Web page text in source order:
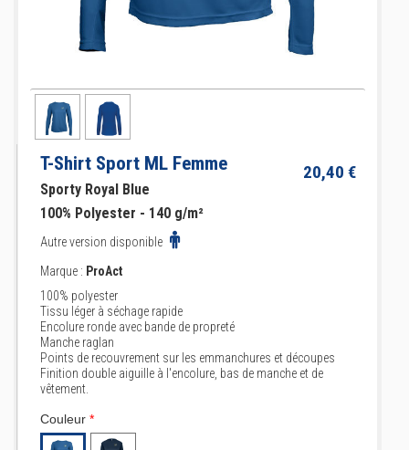
T-Shirt Sport ML Femme 20,40 €
Sporty Royal Blue
100% Polyester - 140 g/m²
Autre version disponible
Marque : ProAct
100% polyester
Tissu léger à séchage rapide
Encolure ronde avec bande de propreté
Manche raglan
Points de recouvrement sur les emmanchures et découpes
Finition double aiguille à l'encolure, bas de manche et de
vêtement.
Couleur *